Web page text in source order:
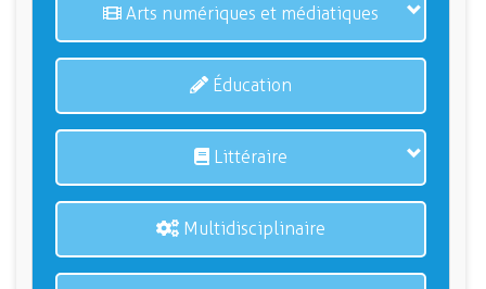
Arts numériques et médiatiques
Éducation
Littéraire
Multidisciplinaire